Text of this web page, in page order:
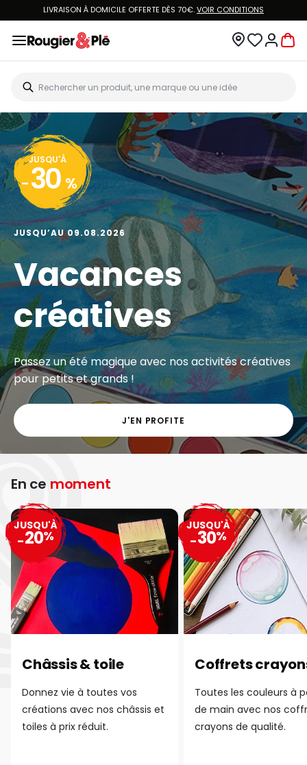
LIVRAISON À DOMICILE OFFERTE DÈS 70€.VOIR CONDITIONS
JUSQU'À
- 30 %
JUSQU’AU 09.08.2026
Vacances
créatives
Passez un été magique avec nos activités créatives
pour petits et grands !
J'EN PROFITE
En ce moment
Châssis & toile
Donnez vie à toutes vos
créations avec nos châssis et
toiles à prix réduit.
JUSQU'À
-20%
Coffrets
Toutes les couleurs à
de main avec nos
crayons de qualité.
JUSQU'À
-30%